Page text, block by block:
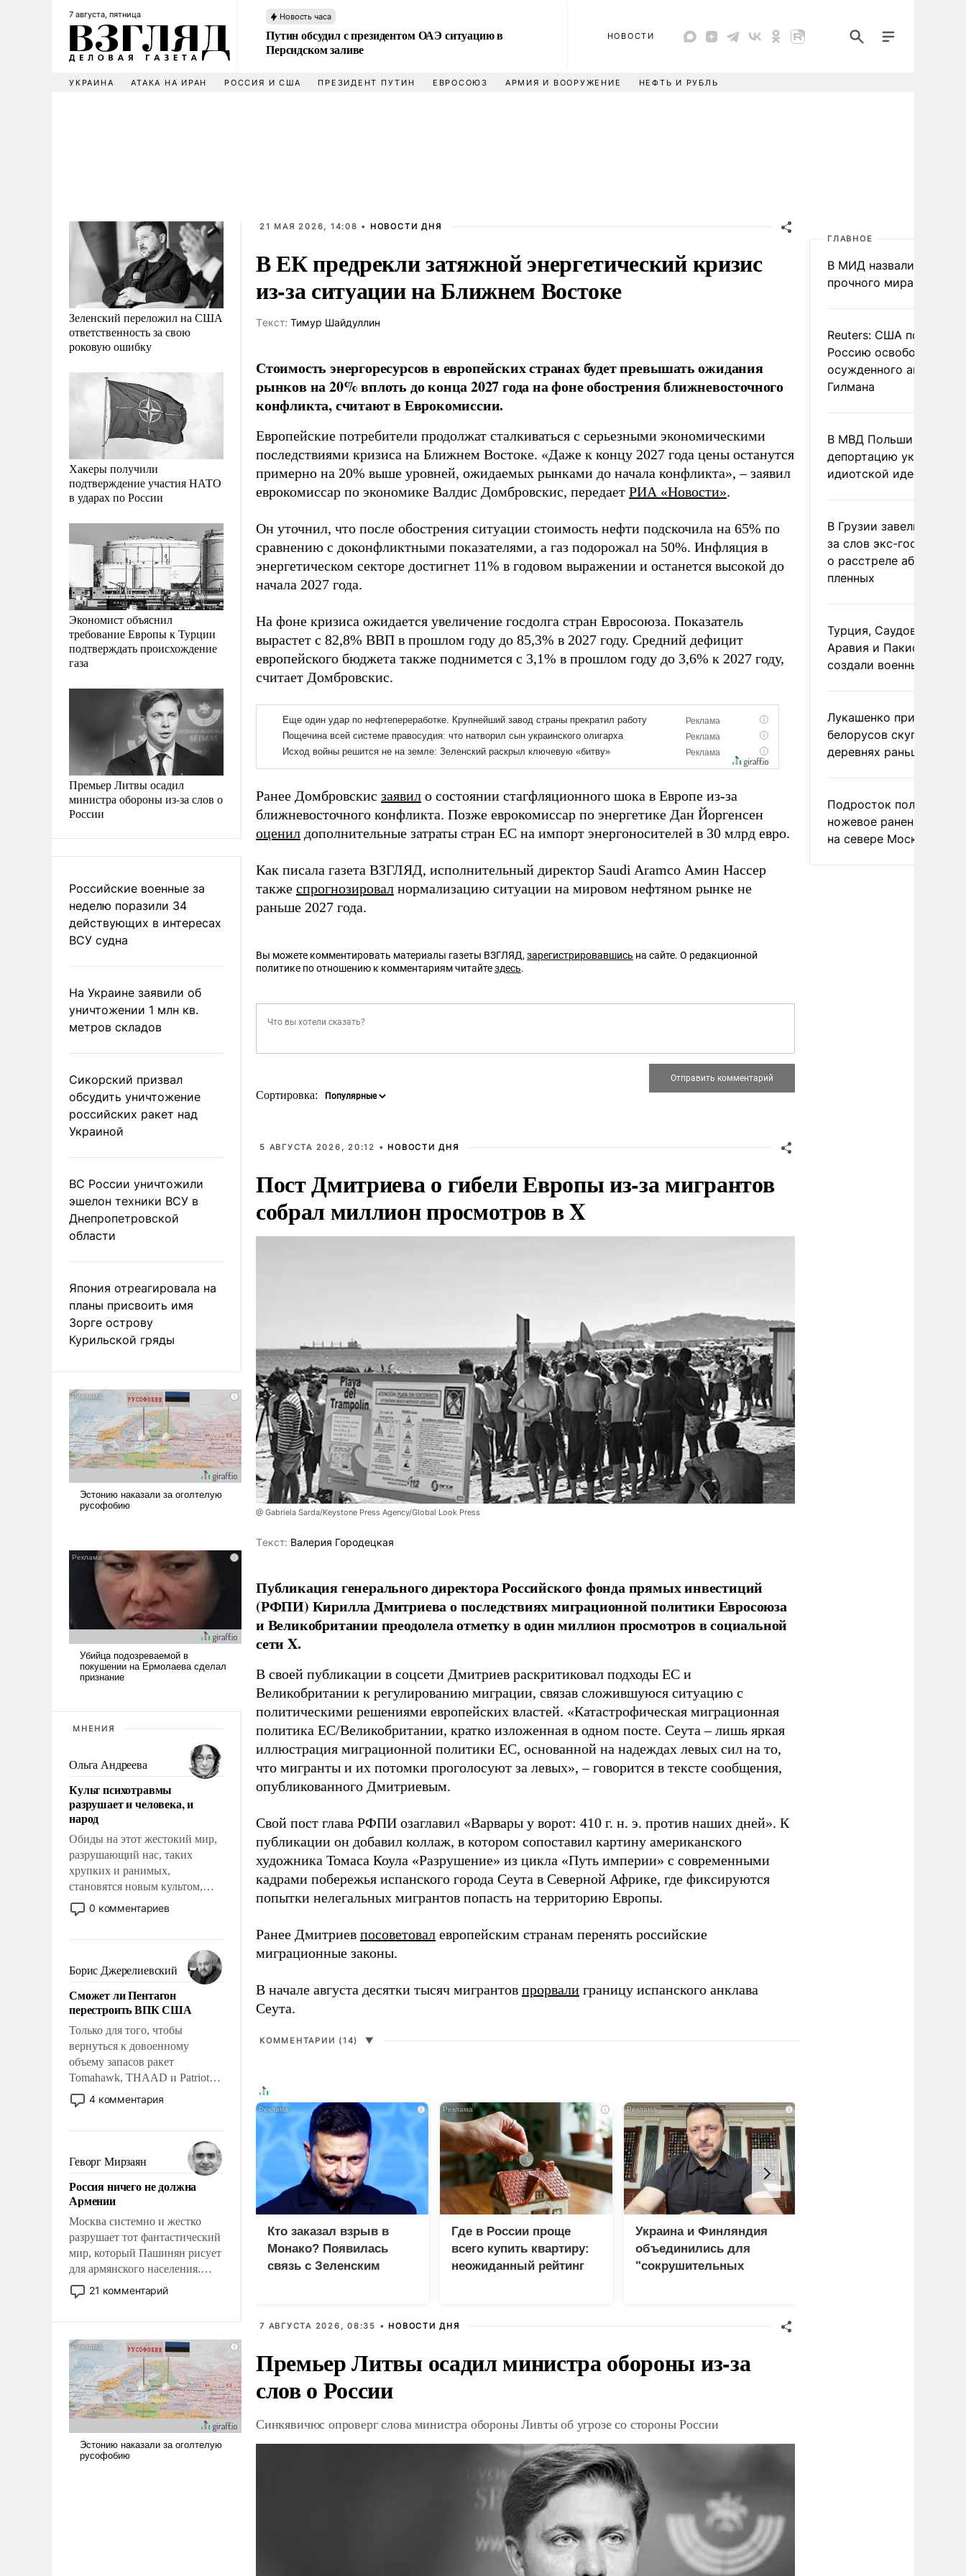
7 августа, пятница Новость часа
Путин обсудил с президентом ОАЭ ситуацию в
Персидском заливе
НОВОСТИ
УКРАИНА АТАКА НА ИРАН РОССИЯ И США ПРЕЗИДЕНТ ПУТИН ЕВРОСОЮЗ АРМИЯ И ВООРУЖЕНИЕ НЕФТЬ И РУБЛЬ
Зеленский переложил на США
ответственность за свою
роковую ошибку
Хакеры получили
подтверждение участия НАТО
в ударах по России
Экономист объяснил
требование Европы к Турции
подтверждать происхождение
газа
Премьер Литвы осадил
министра обороны из-за слов о
России
Российские военные за
неделю поразили 34
действующих в интересах
ВСУ судна
На Украине заявили об
уничтожении 1 млн кв.
метров складов
Сикорский призвал
обсудить уничтожение
российских ракет над
Украиной
ВС России уничтожили
эшелон техники ВСУ в
Днепропетровской
области
Япония отреагировала на
планы присвоить имя
Зорге острову
Курильской гряды
МНЕНИЯ
Ольга Андреева
Культ психотравмы
разрушает и человека, и
народ
Обиды на этот жестокий мир,
разрушающий нас, таких
хрупких и ранимых,
становятся новым культом,
постепенно вытесняя и
отменяя традиционное
мужественным и твердым под
ударами судьбы, брать на себя
ответственность, помогать
слабым, идти вперед и
адаптироваться.
0 комментариев
Борис Джерелиевский
Сможет ли Пентагон
перестроить ВПК США
Только для того, чтобы
вернуться к довоенному
объему запасов ракет
Tomahawk, THAAD и Patriot
США потребуется более трех
лет. Даже небольшая война с
Сложившаяся ситуация
означает многолетний период
уязвимости США, например,
перед Китаем.
4 комментария
Геворг Мирзаян
Россия ничего не должна
Армении
Москва системно и жестко
разрушает тот фантастический
мир, который Пашинян рисует
для армянского населения.
Мир, где политические
прожекты будут безусловно
налогоплательщиков и где
Еревану за свои поступки не
нужно отвечать.
21 комментарий
21 МАЯ 2026, 14:08 • НОВОСТИ ДНЯ
В ЕК предрекли затяжной энергетический кризис
из-за ситуации на Ближнем Востоке
Tекст: Тимур Шайдуллин
Стоимость энергоресурсов в европейских странах будет превышать ожидания
рынков на 20% вплоть до конца 2027 года на фоне обострения ближневосточного
конфликта, считают в Еврокомиссии.
Европейские потребители продолжат сталкиваться с серьезными экономическими
последствиями кризиса на Ближнем Востоке. «Даже к концу 2027 года цены останутся
примерно на 20% выше уровней, ожидаемых рынками до начала конфликта», – заявил
еврокомиссар по экономике Валдис Домбровскис, передает РИА «Новости».
Он уточнил, что после обострения ситуации стоимость нефти подскочила на 65% по
сравнению с доконфликтными показателями, а газ подорожал на 50%. Инфляция в
энергетическом секторе достигнет 11% в годовом выражении и останется высокой до
начала 2027 года.
На фоне кризиса ожидается увеличение госдолга стран Евросоюза. Показатель
вырастет с 82,8% ВВП в прошлом году до 85,3% в 2027 году. Средний дефицит
европейского бюджета также поднимется с 3,1% в прошлом году до 3,6% к 2027 году,
считает Домбровскис.
Ранее Домбровскис заявил о состоянии стагфляционного шока в Европе из-за
ближневосточного конфликта. Позже еврокомиссар по энергетике Дан Йоргенсен
оценил дополнительные затраты стран ЕС на импорт энергоносителей в 30 млрд евро.
Как писала газета ВЗГЛЯД, исполнительный директор Saudi Aramco Амин Нассер
также спрогнозировал нормализацию ситуации на мировом нефтяном рынке не
раньше 2027 года.
Вы можете комментировать материалы газеты ВЗГЛЯД, зарегистрировавшись на сайте. О редакционной
политике по отношению к комментариям читайтездесь.
Сортировка:
5 АВГУСТА 2026, 20:12 • НОВОСТИ ДНЯ
Пост Дмитриева о гибели Европы из-за мигрантов
собрал миллион просмотров в X
@ Gabriela Sarda/Keystone Press Agency/Global Look Press
Tекст: Валерия Городецкая
Публикация генерального директора Российского фонда прямых инвестиций
(РФПИ) Кирилла Дмитриева о последствиях миграционной политики Евросоюза
и Великобритании преодолела отметку в один миллион просмотров в социальной
сети X.
В своей публикации в соцсети Дмитриев раскритиковал подходы ЕС и
Великобритании к регулированию миграции, связав сложившуюся ситуацию с
политическими решениями европейских властей. «Катастрофическая миграционная
политика ЕС/Великобритании, кратко изложенная в одном посте. Сеута – лишь яркая
иллюстрация миграционной политики ЕС, основанной на надеждах левых сил на то,
что мигранты и их потомки проголосуют за левых», – говорится в тексте сообщения,
опубликованного Дмитриевым.
Свой пост глава РФПИ озаглавил «Варвары у ворот: 410 г. н. э. против наших дней». К
публикации он добавил коллаж, в котором сопоставил картину американского
художника Томаса Коула «Разрушение» из цикла «Путь империи» с современными
кадрами побережья испанского города Сеута в Северной Африке, где фиксируются
попытки нелегальных мигрантов попасть на территорию Европы.
Ранее Дмитриев посоветовал европейским странам перенять российские
миграционные законы.
В начале августа десятки тысяч мигрантов прорвали границу испанского анклава
Сеута.
КОММЕНТАРИИ (14) ▼
i
Кто заказал взрыв в
Монако? Появилась
связь с Зеленским
i
Где в России проще
всего купить квартиру:
неожиданный рейтинг
i
Украина и Финляндия
объединились для
"сокрушительных
7 АВГУСТА 2026, 08:35 • НОВОСТИ ДНЯ
Премьер Литвы осадил министра обороны из-за
слов о России
Синкявичюс опроверг слова министра обороны Ливты об угрозе со стороны России
ГЛАВНОЕ
В МИД назвали условия
прочного мира на
Reuters: США
Россию освободить
осужденного
Гилмана
В МВД Польши назвали
депортацию украинцев
идиотской идеей
В Грузии завели дело
за слов экс-
о расстреле абхазских
пленных
Турция, Саудовская
Аравия и Пакистан
создали военный союз
Лукашенко призвал
белорусов скупать
деревнях раньше
Подросток получил
ножевое ранение в
на севере Москвы